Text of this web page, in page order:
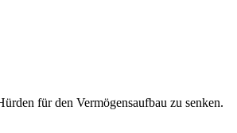
für den Vermögensaufbau zu senken.